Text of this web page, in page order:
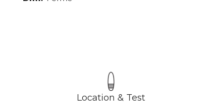
Location & Test